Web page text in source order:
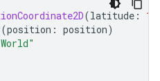
(latitude : 10
(position : position)